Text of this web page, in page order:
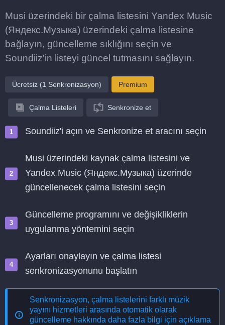
Musi üzerindeki bir çalma listesini Yandex Music
(Яндекс.Музыка) üzerindeki çalma listesine
bağlayın, güncelleme sıklığını seçin ve
Soundiiz'in listeyi güncel tutmasını sağlayın.
Ücretsiz (1 Senkronizasyon) Premium
Çalma Listeleri Senkronize et
Soundiiz'i açın ve Senkronize et aracını seçin
Musi üzerindeki kaynak çalma listesini ve
Yandex Music (Яндекс.Музыка) üzerinde
güncellenecek çalma listesini seçin
Güncelleme programını ve değişikliklerin
uygulanma yöntemini seçin
Ayarları onaylayın ve çalma listesi
senkronizasyonunu başlatın
Senkronizasyon, çalma listelerini farklı müzik
yayını hizmetleri arasında otomatik olarak
güncelleme hakkında daha fazla bilgi için açıklama